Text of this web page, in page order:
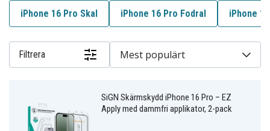
nano-skydd, EZ Apply-lösningar och linsskydd från SiGN, Spigen,
Weilis, Copter, IMAK, Tech-Protect och ESR. Välj rätt
hjälp att jämföra alternativen.
iPhone 16 Pro Skal iPhone 16 Pro Fodral iPhone
Filtrera Mest populärt
SiGN Skärmskydd iPhone 16 Pro – EZ
Apply med dammfri applikator, 2-pack